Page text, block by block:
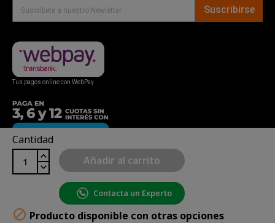
Cantidad
Añadir al carrito
Contacta un Experto
 Producto disponible con otras opciones
Suscribirse
Tus pagos online con WebPay
Copyright© uBike Motos 2026|Mapa del sitio| Powered